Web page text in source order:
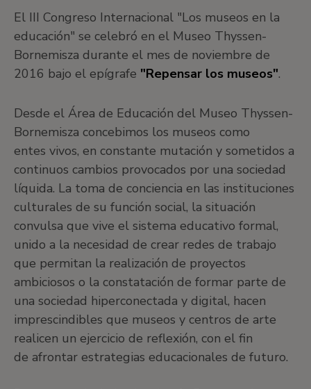
El III Congreso Internacional "Los museos en la
educación" se celebró en el Museo Thyssen-
Bornemisza durante el mes de noviembre de
2016 bajo el epígrafe "Repensar los museos".
Desde el Área de Educación del Museo Thyssen-
Bornemisza concebimos los museos como
entes vivos, en constante mutación y sometidos a
continuos cambios provocados por una sociedad
líquida. La toma de conciencia en las instituciones
culturales de su función social, la situación
convulsa que vive el sistema educativo formal,
unido a la necesidad de crear redes de trabajo
que permitan la realización de proyectos
ambiciosos o la constatación de formar parte de
una sociedad hiperconectada y digital, hacen
imprescindibles que museos y centros de arte
realicen un ejercicio de reflexión, con el fin
de afrontar estrategias educacionales de futuro.